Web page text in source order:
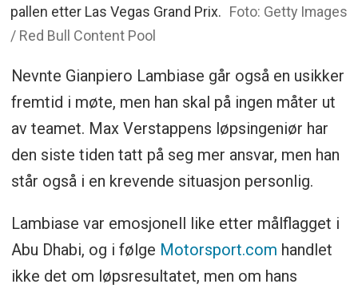
pallen etter Las Vegas Grand Prix. Foto: Getty Images
/ Red Bull Content Pool
Nevnte Gianpiero Lambiase går også en usikker
fremtid i møte, men han skal på ingen måter ut
av teamet. Max Verstappens løpsingeniør har
den siste tiden tatt på seg mer ansvar, men han
står også i en krevende situasjon personlig.
Lambiase var emosjonell like etter målflagget i
Abu Dhabi, og i følge Motorsport.com handlet
ikke det om løpsresultatet, men om hans